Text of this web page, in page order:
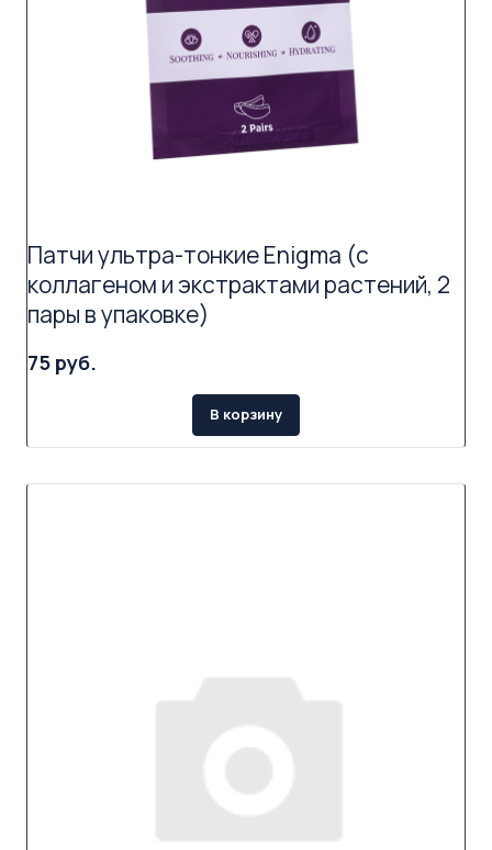
Патчи ультра-тонкие Enigma (с
коллагеном и экстрактами растений, 2
пары в упаковке)
75 руб.
В корзину